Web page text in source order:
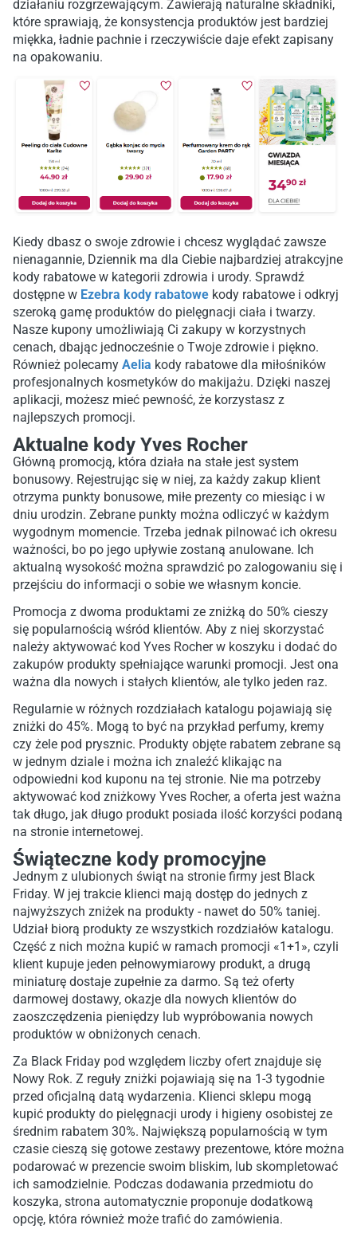
działaniu rozgrzewającym. Zawierają naturalne składniki,
które sprawiają, że konsystencja produktów jest bardziej
miękka, ładnie pachnie i rzeczywiście daje efekt zapisany
na opakowaniu.
Kiedy dbasz o swoje zdrowie i chcesz wyglądać zawsze
nienagannie, Dziennik ma dla Ciebie najbardziej atrakcyjne
kody rabatowe w kategorii zdrowia i urody. Sprawdź
dostępne w Ezebra kody rabatowe kody rabatowe i odkryj
szeroką gamę produktów do pielęgnacji ciała i twarzy.
Nasze kupony umożliwiają Ci zakupy w korzystnych
cenach, dbając jednocześnie o Twoje zdrowie i piękno.
Również polecamy Aelia kody rabatowe dla miłośników
profesjonalnych kosmetyków do makijażu. Dzięki naszej
aplikacji, możesz mieć pewność, że korzystasz z
najlepszych promocji.
Aktualne kody Yves Rocher
Główną promocją, która działa na stałe jest system
bonusowy. Rejestrując się w niej, za każdy zakup klient
otrzyma punkty bonusowe, miłe prezenty co miesiąc i w
dniu urodzin. Zebrane punkty można odliczyć w każdym
wygodnym momencie. Trzeba jednak pilnować ich okresu
ważności, bo po jego upływie zostaną anulowane. Ich
aktualną wysokość można sprawdzić po zalogowaniu się i
przejściu do informacji o sobie we własnym koncie.
Promocja z dwoma produktami ze zniżką do 50% cieszy
się popularnością wśród klientów. Aby z niej skorzystać
należy aktywować kod Yves Rocher w koszyku i dodać do
zakupów produkty spełniające warunki promocji. Jest ona
ważna dla nowych i stałych klientów, ale tylko jeden raz.
Regularnie w różnych rozdziałach katalogu pojawiają się
zniżki do 45%. Mogą to być na przykład perfumy, kremy
czy żele pod prysznic. Produkty objęte rabatem zebrane są
w jednym dziale i można ich znaleźć klikając na
odpowiedni kod kuponu na tej stronie. Nie ma potrzeby
aktywować kod zniżkowy Yves Rocher, a oferta jest ważna
tak długo, jak długo produkt posiada ilość korzyści podaną
na stronie internetowej.
Świąteczne kody promocyjne
Jednym z ulubionych świąt na stronie firmy jest Black
Friday. W jej trakcie klienci mają dostęp do jednych z
najwyższych zniżek na produkty - nawet do 50% taniej.
Udział biorą produkty ze wszystkich rozdziałów katalogu.
Część z nich można kupić w ramach promocji «1+1», czyli
klient kupuje jeden pełnowymiarowy produkt, a drugą
miniaturę dostaje zupełnie za darmo. Są też oferty
darmowej dostawy, okazje dla nowych klientów do
zaoszczędzenia pieniędzy lub wypróbowania nowych
produktów w obniżonych cenach.
Za Black Friday pod względem liczby ofert znajduje się
Nowy Rok. Z reguły zniżki pojawiają się na 1-3 tygodnie
przed oficjalną datą wydarzenia. Klienci sklepu mogą
kupić produkty do pielęgnacji urody i higieny osobistej ze
średnim rabatem 30%. Największą popularnością w tym
czasie cieszą się gotowe zestawy prezentowe, które można
podarować w prezencie swoim bliskim, lub skompletować
ich samodzielnie. Podczas dodawania przedmiotu do
koszyka, strona automatycznie proponuje dodatkową
opcję, która również może trafić do zamówienia.